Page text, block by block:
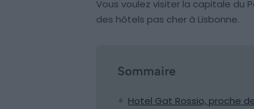
Vous voulez visiter la capitale du
des hôtels pas cher à Lisbonne.
Sommaire
Hotel Gat Rossio, proche